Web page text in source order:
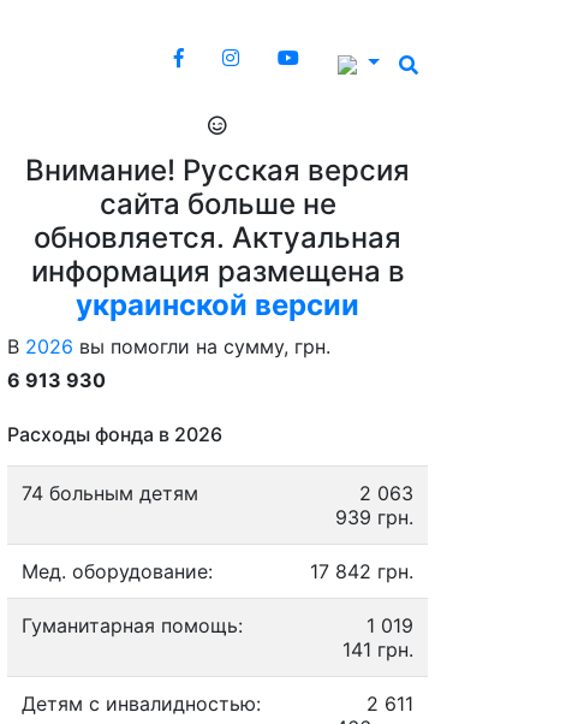
Внимание! Русская версия
сайта больше не
обновляется. Актуальная
информация размещена в
украинской версии
В 2026 вы помогли на сумму, грн.
6 913 930
Расходы фонда в 2026
74 больным детям
2 063
939 грн.
Мед. оборудование: 17 842 грн.
Гуманитарная помощь:
1 019
141 грн.
Детям с инвалидностью:
2 611